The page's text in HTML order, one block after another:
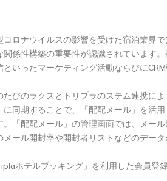
ロナウイルスの影響を受けた宿泊業界
関係性構築の重要性が認識されています
といったマーケティング活動ならびに
びのラクスとトリプラのステム連携に
に同期することで、「配配メール」を活
。「配配メール」の管理画面では、メー
メール開封率や開封者リストなどのデー
ホテルブッキング」を利用した会員登